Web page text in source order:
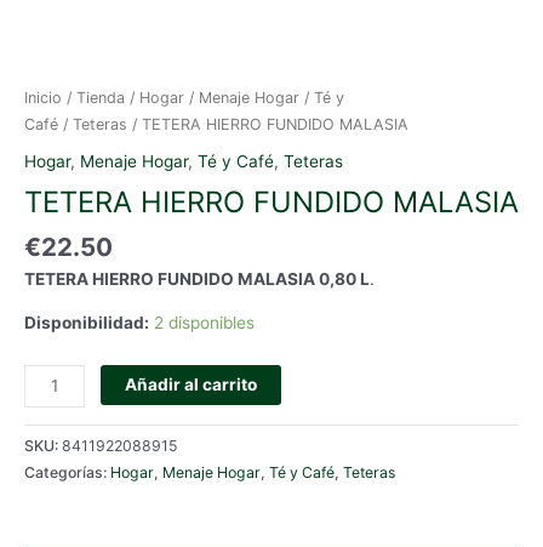
Inicio / Tienda / Hogar / Menaje Hogar / Té y
Café / Teteras / TETERA HIERRO FUNDIDO MALASIA
Hogar, Menaje Hogar, Té y Café, Teteras
TETERA HIERRO FUNDIDO MALASIA
€22.50
TETERA HIERRO FUNDIDO MALASIA 0,80 L.
Disponibilidad: 2 disponibles
TETERA
HIERRO
FUNDIDO
MALASIA
cantidad
Añadir al carrito
SKU: 8411922088915
Categorías: Hogar, Menaje Hogar, Té y Café, Teteras